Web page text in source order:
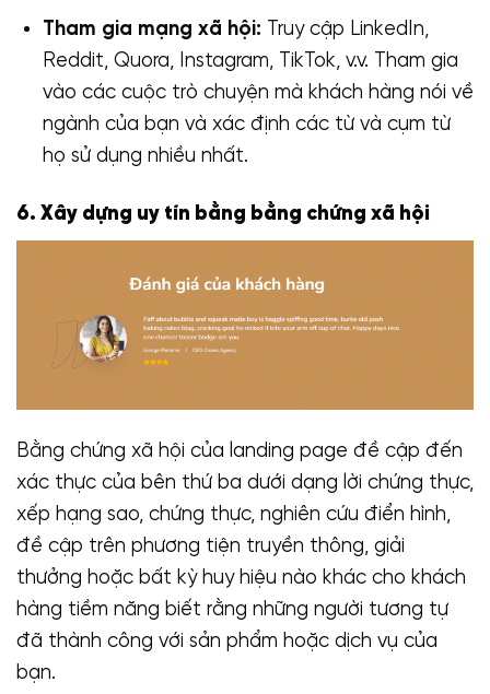
Tham gia mạng xã hội: Truy cập LinkedIn,
Reddit, Quora, Instagram, TikTok, v.v. Tham gia
vào các cuộc trò chuyện mà khách hàng nói về
ngành của bạn và xác định các từ và cụm từ
họ sử dụng nhiều nhất.
6. Xây dựng uy tín bằng bằng chứng xã hội
Bằng chứng xã hội của landing page đề cập đến
xác thực của bên thứ ba dưới dạng lời chứng thực,
xếp hạng sao, chứng thực, nghiên cứu điển hình,
đề cập trên phương tiện truyền thông, giải
thưởng hoặc bất kỳ huy hiệu nào khác cho khách
hàng tiềm năng biết rằng những người tương tự
đã thành công với sản phẩm hoặc dịch vụ của
bạn.